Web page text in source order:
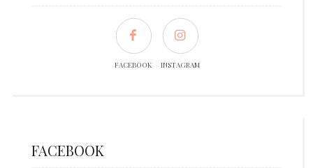
FACEBOOK INSTAGRAM
FACEBOOK